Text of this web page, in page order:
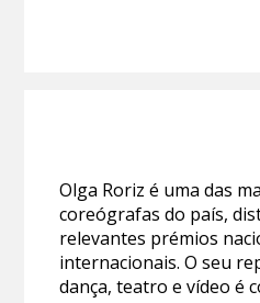
Olga Roriz é uma das
coreógrafas do país,
relevantes prémios
internacionais. O seu
dança, teatro e vídeo é